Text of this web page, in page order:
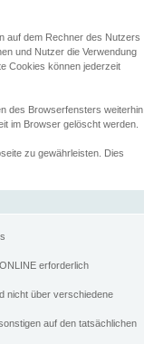
auf dem Rechner des Nutzers
und Nutzer die Verwendung
Cookies können jederzeit
des Browserfensters weiterhin
im Browser gelöscht werden.
zu gewährleisten. Dies
erforderlich
nicht über verschiedene
auf den tatsächlichen